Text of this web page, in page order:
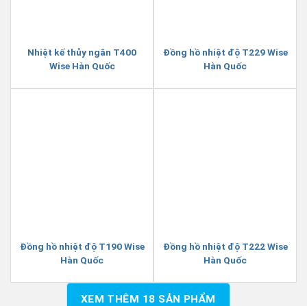
Nhiệt kế thủy ngân T400
Wise Hàn Quốc
Đồng hồ nhiệt độ T229 Wise
Hàn Quốc
Đồng hồ nhiệt độ T190 Wise
Hàn Quốc
Đồng hồ nhiệt độ T222 Wise
Hàn Quốc
XEM THÊM 18 SẢN PHẨM